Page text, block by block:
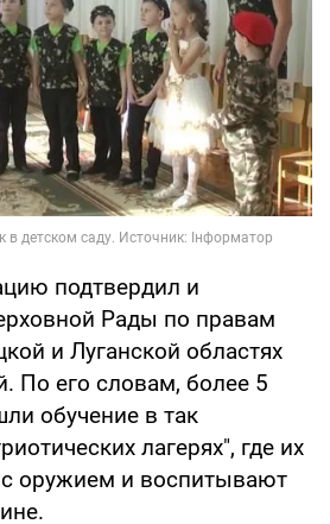
подтвердил и
Рады по правам
и Луганской областях
По его словам, более 5
обучение в так
лагерях", где их
с оружием и воспитывают